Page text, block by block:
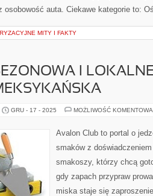
osobowość auta. Ciekawe kategorie to:
MITY I FAKTY
I
GRU - 17 - 2025 MOŻLIWOŚĆ
Avalon Club to portal o
smaków z
smakoszy, którzy chcą
gdy zapach przypraw
miska staje się